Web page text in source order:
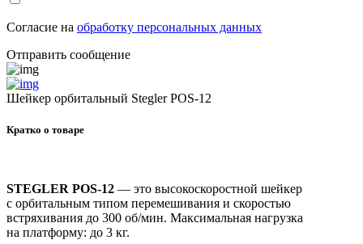
Согласие на обработку персональных данных
Отправить сообщение
Шейкер орбитальный Stegler POS-12
Кратко о товаре
STEGLER POS-12 — это высокоскоростной шейкер
с орбитальным типом перемешивания и скоростью
встряхивания до 300 об/мин. Максимальная нагрузка
на платформу: до 3 кг.